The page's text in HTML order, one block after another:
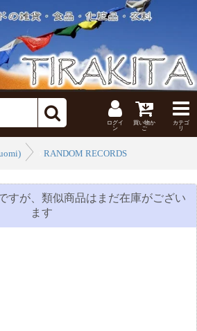
ログイ
ン
買い物か
ご
カテゴ
リ
RANDOM RECORDS
すが、類似商品はまだ在庫がござい
ます